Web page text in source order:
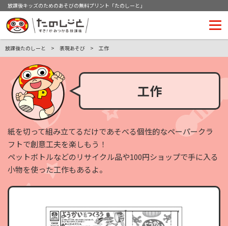
放課後キッズのためのあそびの無料プリント「たのしーと」
放課後たのしーと 表現あそび 工作
工作
紙を切って組み立てるだけであそべる個性的なペーパークラ
フトで創意工夫を楽しもう！
ペットボトルなどのリサイクル品や100円ショップで手に入る
小物を使った工作もあるよ。